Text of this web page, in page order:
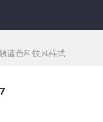
蓝色科技风样式